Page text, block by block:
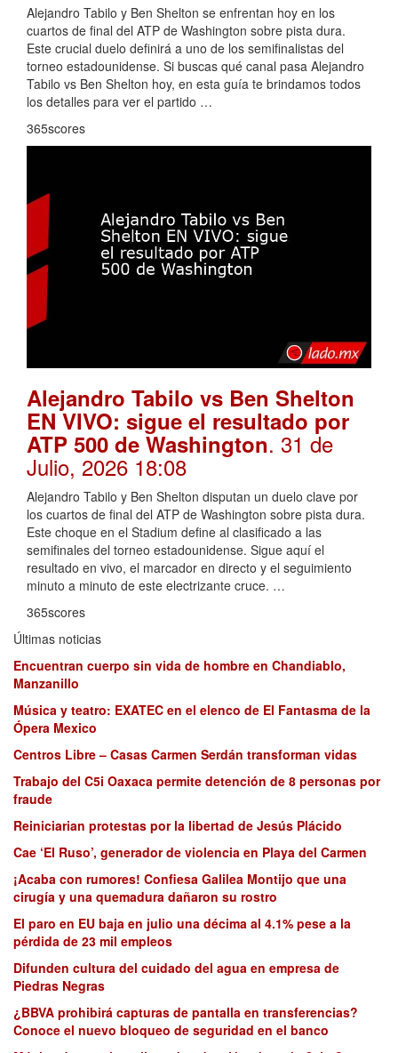
Alejandro Tabilo y Ben Shelton se enfrentan hoy en los
cuartos de final del ATP de Washington sobre pista dura.
Este crucial duelo definirá a uno de los semifinalistas del
torneo estadounidense. Si buscas qué canal pasa Alejandro
Tabilo vs Ben Shelton hoy, en esta guía te brindamos todos
los detalles para ver el partido …
365scores
Alejandro Tabilo vs Ben Shelton
EN VIVO: sigue el resultado por
ATP 500 de Washington. 31 de
Julio, 2026 18:08
Alejandro Tabilo y Ben Shelton disputan un duelo clave por
los cuartos de final del ATP de Washington sobre pista dura.
Este choque en el Stadium define al clasificado a las
semifinales del torneo estadounidense. Sigue aquí el
resultado en vivo, el marcador en directo y el seguimiento
minuto a minuto de este electrizante cruce. …
365scores
Últimas noticias
Encuentran cuerpo sin vida de hombre en Chandiablo,
Manzanillo
Música y teatro: EXATEC en el elenco de El Fantasma de la
Ópera Mexico
Centros Libre – Casas Carmen Serdán transforman vidas
Trabajo del C5i Oaxaca permite detención de 8 personas por
fraude
Reiniciarian protestas por la libertad de Jesús Plácido
Cae ‘El Ruso’, generador de violencia en Playa del Carmen
¡Acaba con rumores! Confiesa Galilea Montijo que una
cirugía y una quemadura dañaron su rostro
El paro en EU baja en julio una décima al 4.1% pese a la
pérdida de 23 mil empleos
Difunden cultura del cuidado del agua en empresa de
Piedras Negras
¿BBVA prohibirá capturas de pantalla en transferencias?
Conoce el nuevo bloqueo de seguridad en el banco